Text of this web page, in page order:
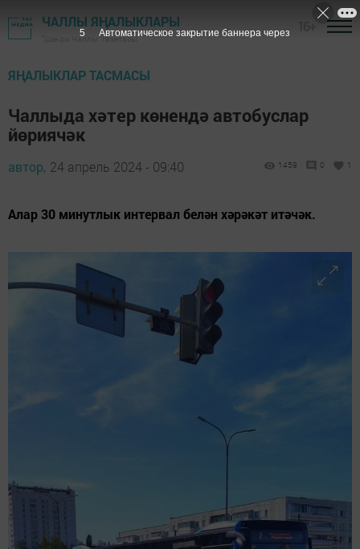
ЧАЛЛЫ ЯҢАЛЫКЛАРЫ
"Шәһри Чаллы" газетасы
ЯҢАЛЫКЛАР ТАСМАСЫ
Чаллыда хәтер көнендә автобуслар
йөриячәк
автор, 24 апрель 2024 - 09:40 1459 0 1
Алар 30 минутлык интервал белән хәрәкәт итәчәк.
3 Автоматическое закрытие баннера через